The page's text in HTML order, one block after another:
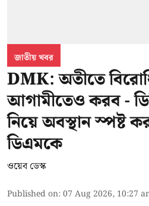
জাতীয় খবর
DMK: অতীতে
আগামীতেও করব -
নিয়ে অবস্থান স্পষ্ট
ডিএমকে
ওয়েব ডেস্ক
Published on:07 Aug 2026, 10:27